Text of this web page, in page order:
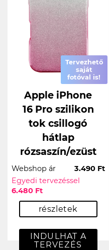
Tervezhető
saját
fotóval is!
Apple iPhone
16 Pro szilikon
tok csillogó
hátlap
rózsaszín/ezüst
Webshop ár
3.490 Ft
Egyedi tervezéssel
6.480 Ft
részletek
INDULHAT A
TERVEZÉS